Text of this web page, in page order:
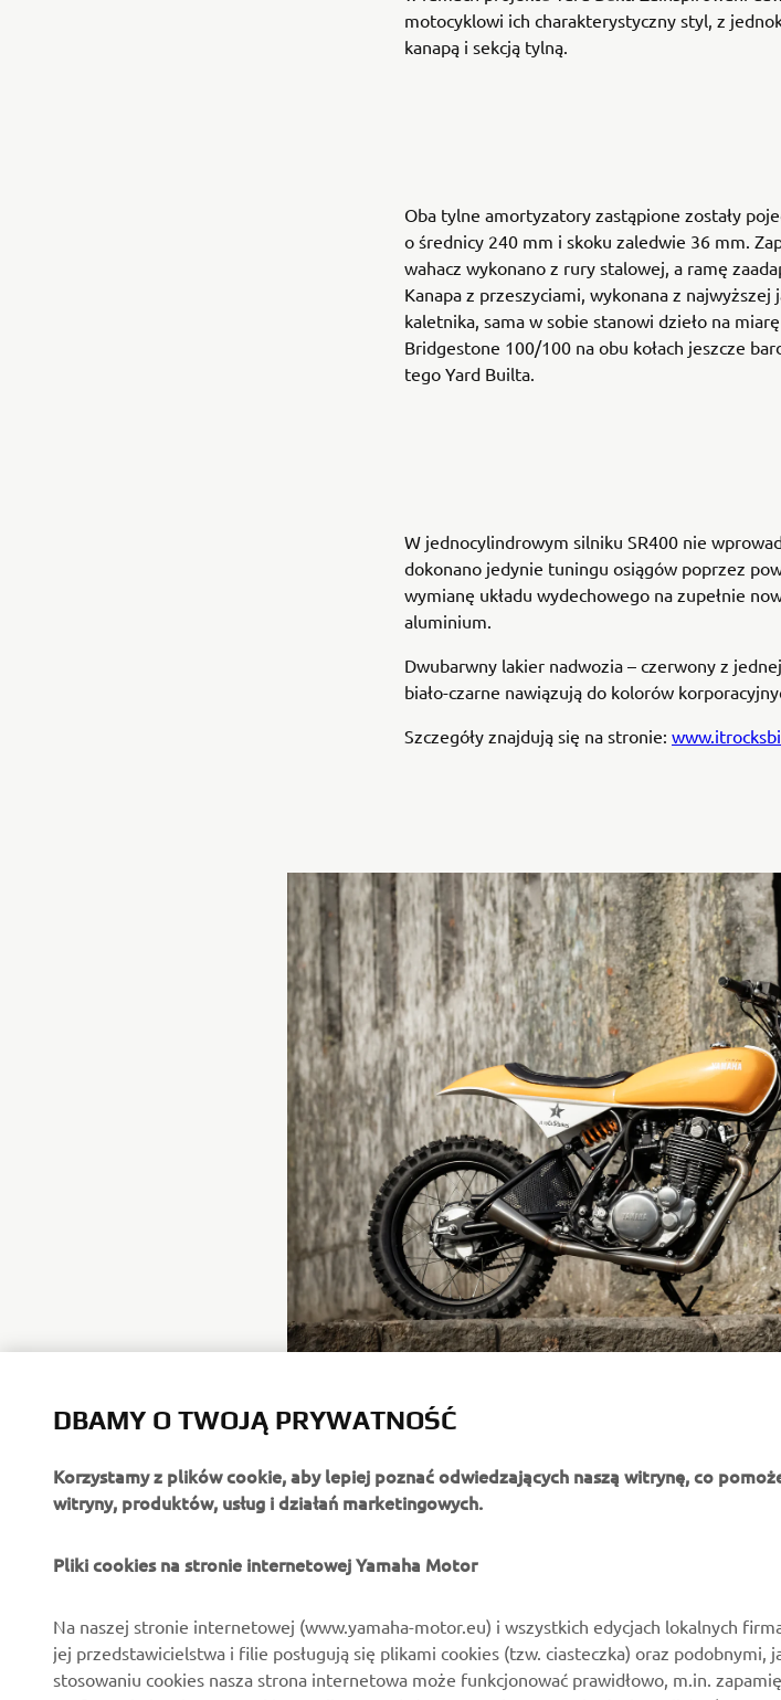
motocyklowi ich charakterystyczny styl, z
kanapą i sekcją tylną.
Oba tylne amortyzatory zastąpione zostały
o średnicy 240 mm i skoku zaledwie 36 mm.
wahacz wykonano z rury stalowej, a ramę
Kanapa z przeszyciami, wykonana z
kaletnika, sama w sobie stanowi dzieło na
Bridgestone 100/100 na obu kołach jeszcze
tego Yard Builta.
W jednocylindrowym silniku SR400 nie
dokonano jedynie tuningu osiągów poprzez
wymianę układu wydechowego na zupełnie
aluminium.
Dwubarwny lakier nadwozia – czerwony z
biało-czarne nawiązują do kolorów
Szczegóły znajdują się na stronie:
O FIRMIE
Aktualności
DLA BIZNESU
Systemy Yamaha eBike
Służby mundurowe
Yamaha Music
Yamaha Racing
DBAMY O TWOJĄ PRYWATNOŚĆ
Korzystamy z plików cookie, aby lepiej poznać odwiedzających naszą witrynę, co
witryny, produktów, usług i działań marketingowych.
Pliki cookies na stronie internetowej Yamaha Motor
Na naszej stronie internetowej (www.yamaha-motor.eu) i wszystkich edycjach lokalnych
jej przedstawicielstwa i filie posługują się plikami cookies (tzw. ciasteczka) oraz podobnymi,
stosowaniu cookies nasza strona internetowa może funkcjonować prawidłowo, m.in.